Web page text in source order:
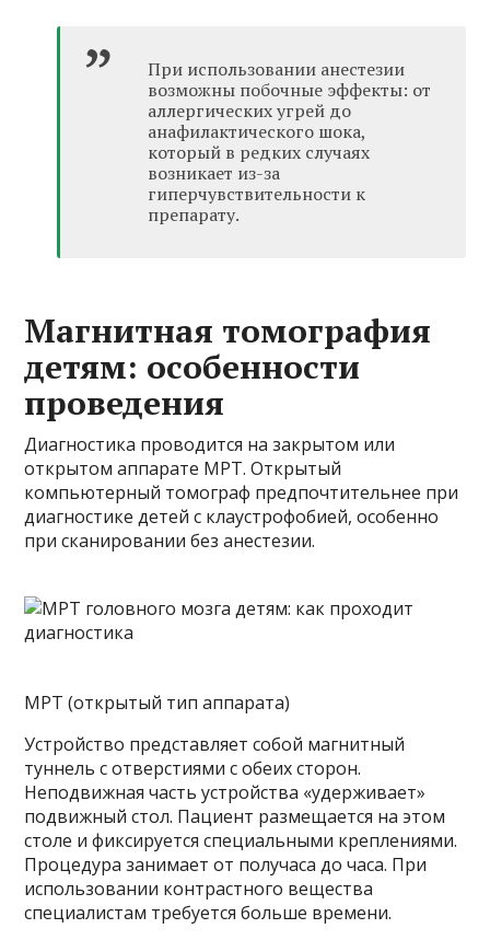
При использовании анестезии
возможны побочные эффекты: от
аллергических угрей до
анафилактического шока,
который в редких случаях
возникает из-за
гиперчувствительности к
препарату.
Магнитная томография
детям: особенности
проведения
Диагностика проводится на закрытом или
открытом аппарате МРТ. Открытый
компьютерный томограф предпочтительнее при
диагностике детей с клаустрофобией, особенно
при сканировании без анестезии.
МРТ (открытый тип аппарата)
Устройство представляет собой магнитный
туннель с отверстиями с обеих сторон.
Неподвижная часть устройства «удерживает»
подвижный стол. Пациент размещается на этом
столе и фиксируется специальными креплениями.
Процедура занимает от получаса до часа. При
использовании контрастного вещества
специалистам требуется больше времени.